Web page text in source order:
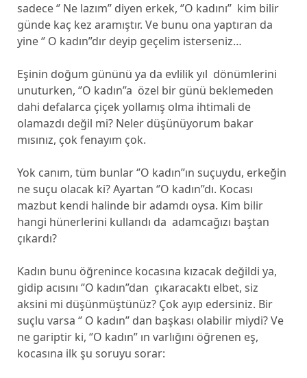
sadece ‘’ Ne lazım’’ diyen erkek, ‘’O kadını’’ kim bilir
günde kaç kez aramıştır. Ve bunu ona yaptıran da
yine ‘’ O kadın”dır deyip geçelim isterseniz…
Eşinin doğum gününü ya da evlilik yıl dönümlerini
unuturken, ‘’O kadın”a özel bir günü beklemeden
dahi defalarca çiçek yollamış olma ihtimali de
olamazdı değil mi? Neler düşünüyorum bakar
mısınız, çok fenayım çok.
Yok canım, tüm bunlar ‘’O kadın”ın suçuydu, erkeğin
ne suçu olacak ki? Ayartan ‘’O kadın”dı. Kocası
mazbut kendi halinde bir adamdı oysa. Kim bilir
hangi hünerlerini kullandı da adamcağızı baştan
çıkardı?
Kadın bunu öğrenince kocasına kızacak değildi ya,
gidip acısını ‘’O kadın”dan çıkaracaktı elbet, siz
aksini mi düşünmüştünüz? Çok ayıp edersiniz. Bir
suçlu varsa ‘’ O kadın’’ dan başkası olabilir miydi? Ve
ne gariptir ki, ‘’O kadın” ın varlığını öğrenen eş,
kocasına ilk şu soruyu sorar: